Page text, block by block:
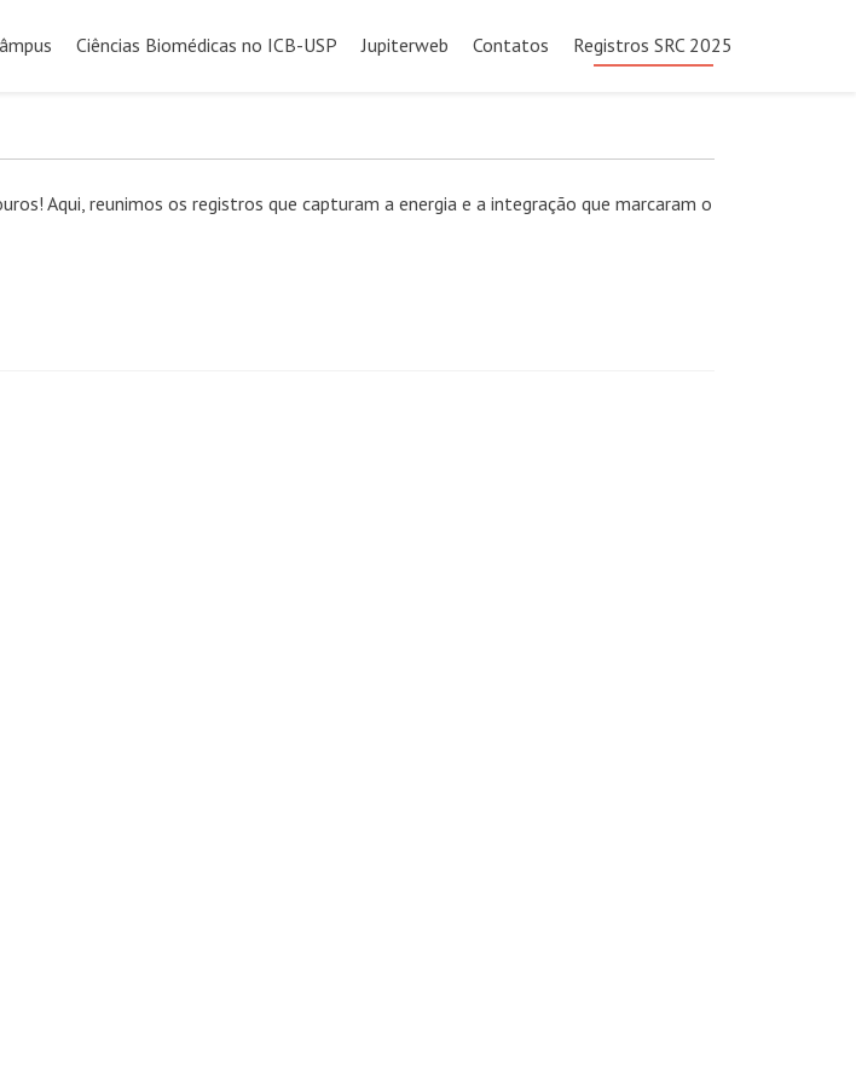
Ciências Biomédicas no ICB-USP Jupiterweb Contatos Registros SRC 2025
Aqui, reunimos os registros que capturam a energia e a integração que marcaram o